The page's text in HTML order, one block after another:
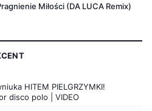
Miłości (DA LUCA Remix)
HITEM PIELGRZYMKI!
disco polo | VIDEO